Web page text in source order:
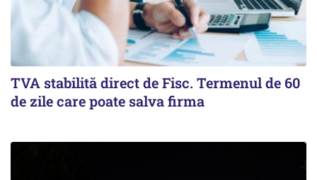
TVA stabilită direct de Fisc. Termenul de 60
de zile care poate salva firma